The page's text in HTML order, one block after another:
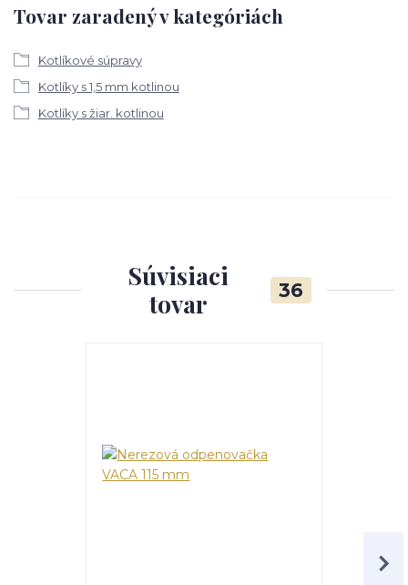
Tovar zaradený v kategóriách
Kotlíkové súpravy
Kotlíky s 1,5 mm kotlinou
Kotlíky s žiar. kotlinou
Súvisiaci
tovar
36